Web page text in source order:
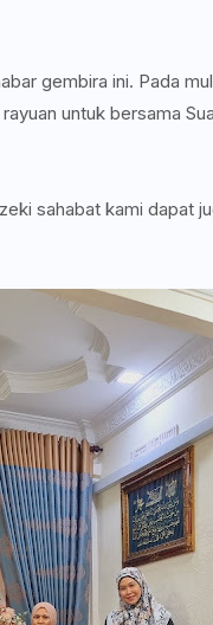
gembira ini. Pada
untuk bersama
sahabat kami dapat